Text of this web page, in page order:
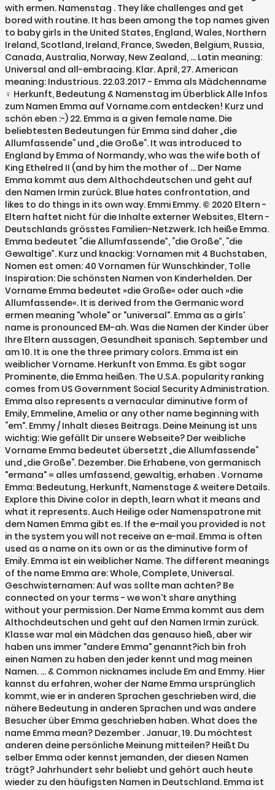
with ermen. Namenstag . They like challenges and get
bored with routine. It has been among the top names given
to baby girls in the United States, England, Wales, Northern
Ireland, Scotland, Ireland, France, Sweden, Belgium, Russia,
Canada, Australia, Norway, New Zealand, … Latin meaning:
Universal and all-embracing. Klar. April, 27. American
meaning: Industrious. 22.03.2017 - Emma als Mädchenname
♀ Herkunft, Bedeutung & Namenstag im Überblick Alle Infos
zum Namen Emma auf Vorname.com entdecken! Kurz und
schön eben :-) 22. Emma is a given female name. Die
beliebtesten Bedeutungen für Emma sind daher „die
Allumfassende“ und „die Große“. It was introduced to
England by Emma of Normandy, who was the wife both of
King Ethelred II (and by him the mother of … Der Name
Emma kommt aus dem Althochdeutschen und geht auf
den Namen Irmin zurück. Blue hates confrontation, and
likes to do things in its own way. Emmi Emmy. © 2020 Eltern -
Eltern haftet nicht für die Inhalte externer Websites, Eltern -
Deutschlands grösstes Familien-Netzwerk. Ich heiße Emma.
Emma bedeutet “die Allumfassende”, “die Große”, “die
Gewaltige”. Kurz und knackig: Vornamen mit 4 Buchstaben,
Nomen est omen: 40 Vornamen für Wunschkinder, Tolle
Inspiration: Die schönsten Namen von Kinderhelden. Der
Vorname Emma bedeutet »die Große« oder auch »die
Allumfassende«. It is derived from the Germanic word
ermen meaning "whole" or "universal". Emma as a girls'
name is pronounced EM-ah. Was die Namen der Kinder über
Ihre Eltern aussagen, Gesundheit spanisch. September und
am 10. It is one the three primary colors. Emma ist ein
weiblicher Vorname. Herkunft von Emma. Es gibt sogar
Prominente, die Emma heißen. The U.S.A. popularity ranking
comes from US Government Social Security Administration.
Emma also represents a vernacular diminutive form of
Emily, Emmeline, Amelia or any other name beginning with
“em". Emmy / Inhalt dieses Beitrags. Deine Meinung ist uns
wichtig: Wie gefällt Dir unsere Webseite? Der weibliche
Vorname Emma bedeutet übersetzt „die Allumfassende“
und „die Große“. Dezember. Die Erhabene, von germanisch
"ermana" = alles umfassend, gewaltig, erhaben . Vorname
Emma: Bedeutung, Herkunft, Namenstage & weitere Details.
Explore this Divine color in depth, learn what it means and
what it represents. Auch Heilige oder Namenspatrone mit
dem Namen Emma gibt es. If the e-mail you provided is not
in the system you will not receive an e-mail. Emma is often
used as a name on its own or as the diminutive form of
Emily. Emma ist ein weiblicher Name. The different meanings
of the name Emma are: Whole, Complete, Universal.
Geschwisternamen: Auf was sollte man achten? Be
connected on your terms - we won't share anything
without your permission. Der Name Emma kommt aus dem
Althochdeutschen und geht auf den Namen Irmin zurück.
Klasse war mal ein Mädchen das genauso hieß, aber wir
haben uns immer "andere Emma" genannt?ich bin froh
einen Namen zu haben den jeder kennt und mag meinen
Namen. … & Common nicknames include Em and Emmy. Hier
kannst du erfahren, woher der Name Emma ursprünglich
kommt, wie er in anderen Sprachen geschrieben wird, die
nähere Bedeutung in anderen Sprachen und was andere
Besucher über Emma geschrieben haben. What does the
name Emma mean? Dezember . Januar, 19. Du möchtest
anderen deine persönliche Meinung mitteilen? Heißt Du
selber Emma oder kennst jemanden, der diesen Namen
trägt? Jahrhundert sehr beliebt und gehört auch heute
wieder zu den häufigsten Namen in Deutschland. Emma ist